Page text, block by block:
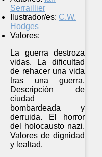
Serraillier
Ilustrador/es: C.W.
Hodges
Valores:
La guerra destroza
vidas. La dificultad
de rehacer una vida
tras una guerra.
Descripción de
ciudad
bombardeada y
derruida. El horror
del holocausto nazi.
Valores de dignidad
y lealtad.